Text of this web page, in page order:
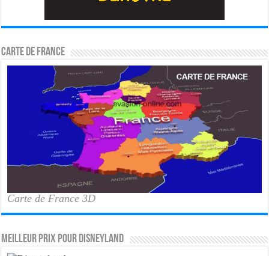
Carte de France
Carte de France 3D
MEILLEUR PRIX POUR DISNEYLAND